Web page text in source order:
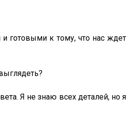
и готовыми к тому, что нас ждет
Я не знаю всех деталей, но я